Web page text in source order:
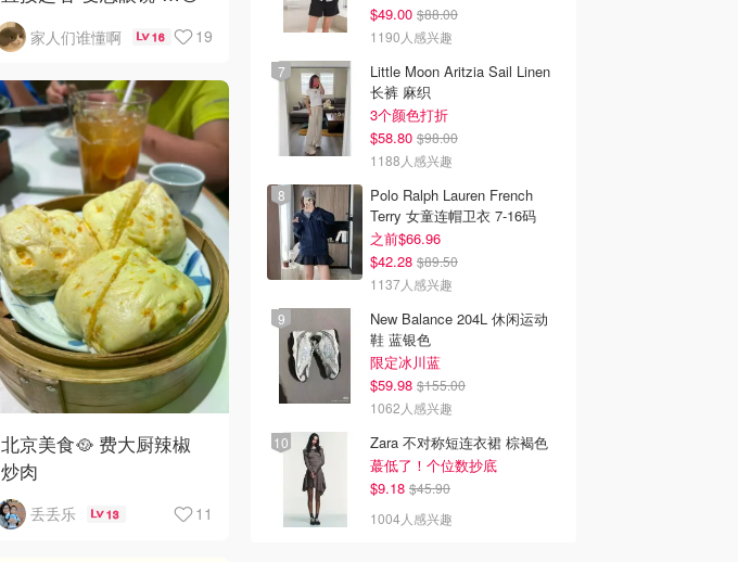
家人们谁懂啊 16 19
北京美食🥘 费大厨辣椒
炒肉
丢丢乐 13 11
$49.00 $88.00
1190人感兴趣
Little Moon Aritzia Sail Linen
长裤 麻织
3个颜色打折
$58.80 $98.00
1188人感兴趣
Polo Ralph Lauren French
Terry 女童连帽卫衣 7-16码
之前$66.96
$42.28 $89.50
1137人感兴趣
New Balance 204L 休闲运动
鞋 蓝银色
限定冰川蓝
$59.98 $155.00
1062人感兴趣
Zara 不对称短连衣裙 棕褐色
蕞低了！个位数抄底
$9.18 $45.90
1004人感兴趣